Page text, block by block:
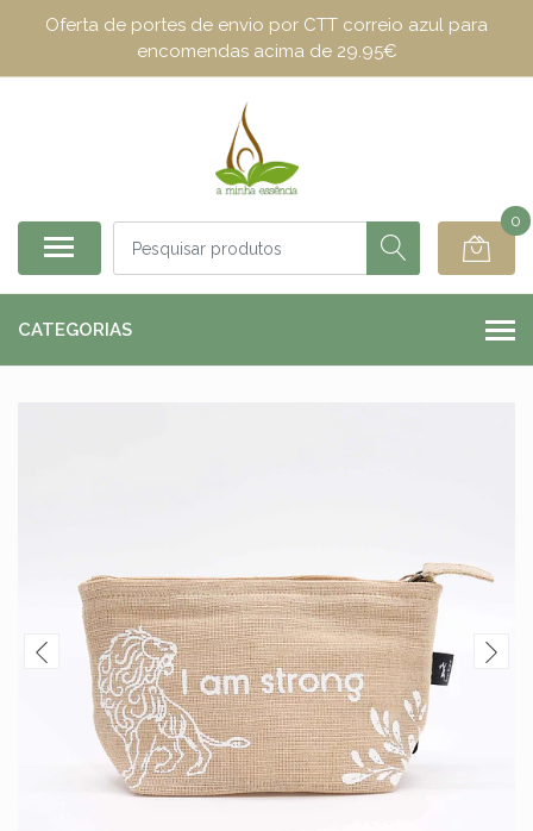
Oferta de portes de envio por CTT correio azul para
encomendas acima de 29.95€
0
CATEGORIAS